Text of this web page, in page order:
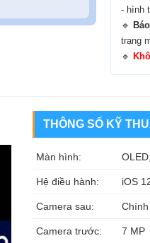
- hình
🔹 B
trạng
🔹
THÔNG SỐ KỸ
Màn hình:
Hệ điều hành: iOS
Camera sau:
Camera trước: 7 MP